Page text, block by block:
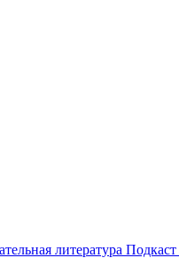
литература Подкаст